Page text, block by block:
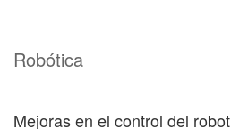
Robótica
Mejoras en el control del robot